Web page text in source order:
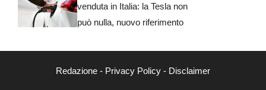
venduta in Italia: la Tesla non
può nulla, nuovo riferimento
Redazione - Privacy Policy - Disclaimer